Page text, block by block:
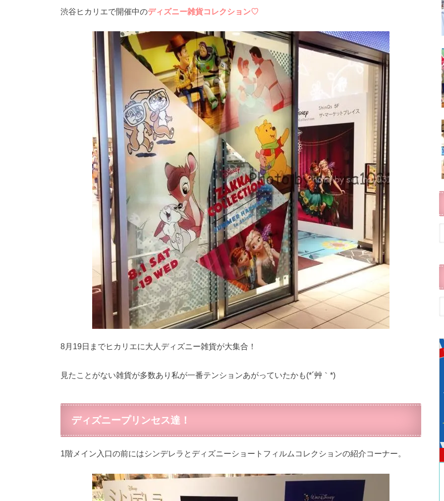
渋谷ヒカリエで開催中のディズニー雑貨コレクション♡
8月19日までヒカリエに大人ディズニー雑貨が大集合！
見たことがない雑貨が多数あり私が一番テンションあがっていたかも(*´艸｀*)
ディズニープリンセス達！
1階メイン入口の前にはシンデレラとディズニーショートフィルムコレクションの紹介コーナー。